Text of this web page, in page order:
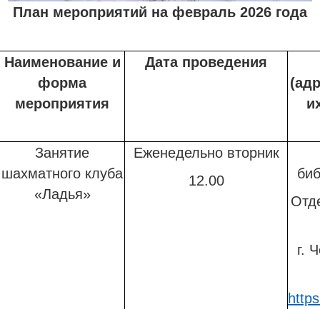
План мероприятий на февраль 2026 года
Наименование и
форма
мероприятия
Дата проведения
Занятие
шахматного клуба
«Ладья»
Еженедельно вторник
12.00
г.